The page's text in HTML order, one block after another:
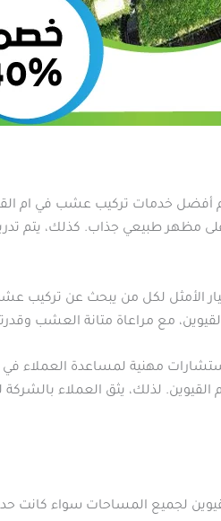
خدمات تركيب عشب في ام
مظهر طبيعي جذاب. كذلك، يتم
الأمثل لكل من يبحث عن تركيب عشب
مع مراعاة متانة العشب
مهنية لمساعدة العملاء في
لذلك، يثق العملاء
لجميع المساحات سواء كانت